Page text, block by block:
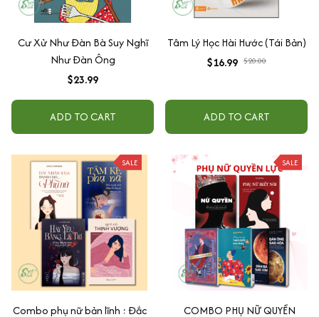
Cư Xử Như Đàn Bà Suy Nghĩ
Như Đàn Ông
$23.99
ADD TO CART
Tâm Lý Học Hài Hước (Tái Bản)
$16.99 $20.00
ADD TO CART
SALE
Combo phụ nữ bản lĩnh : Đắc
SALE
COMBO PHỤ NỮ QUYỀN